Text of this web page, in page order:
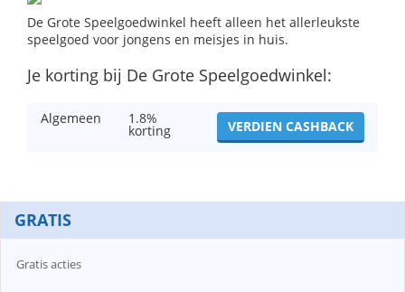
De Grote Speelgoedwinkel heeft alleen het allerleukste
speelgoed voor jongens en meisjes in huis.
Je korting bij De Grote Speelgoedwinkel:
Algemeen 1.8%
korting VERDIEN CASHBACK
GRATIS
Gratis acties